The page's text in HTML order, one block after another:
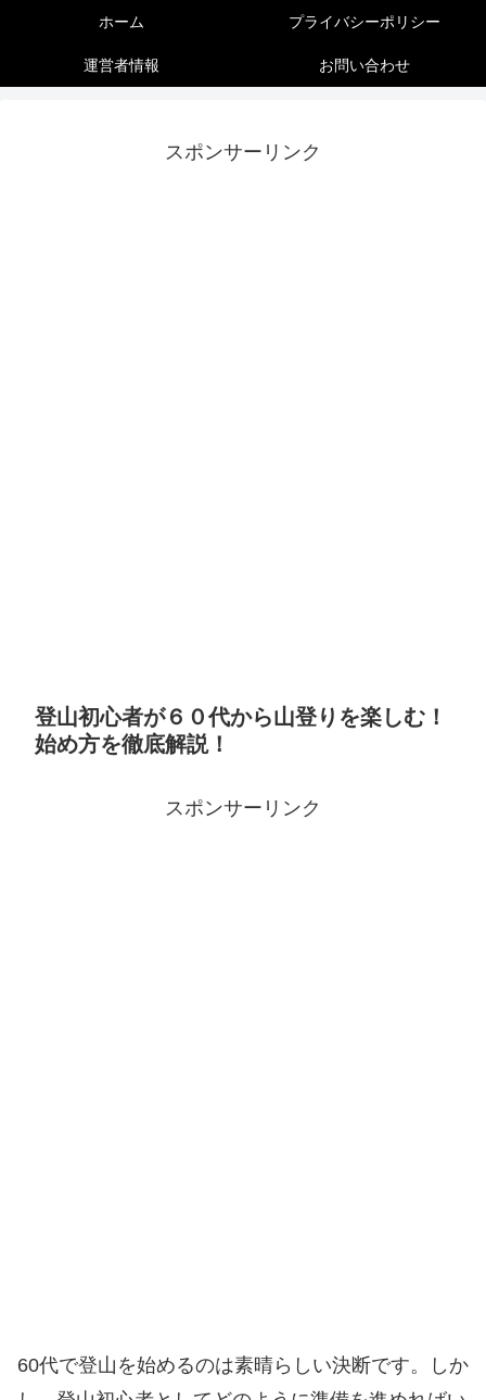
ホーム プライバシーポリシー
運営者情報 お問い合わせ
スポンサーリンク
登山初心者が６０代から山登りを楽しむ！
始め方を徹底解説！
スポンサーリンク
60代で登山を始めるのは素晴らしい決断です。しか